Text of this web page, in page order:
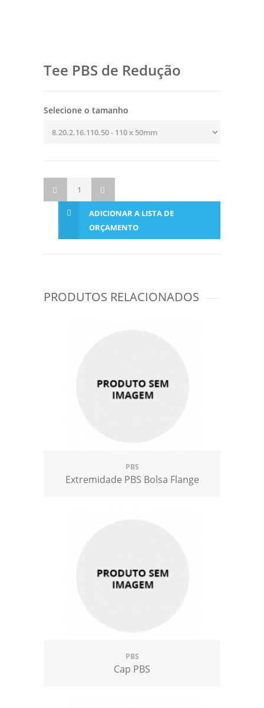
Tee PBS de Redução
Selecione o tamanho
ADICIONAR A LISTA DE
ORÇAMENTO
PRODUTOS RELACIONADOS
PBS
Extremidade PBS Bolsa Flange
PBS
Cap PBS